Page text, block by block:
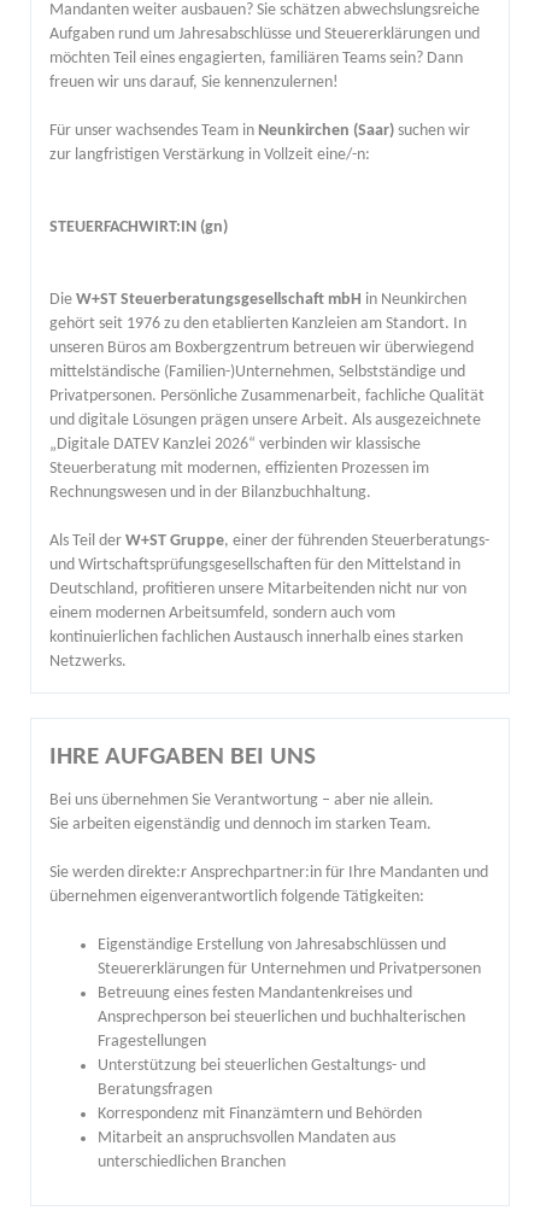
Mandanten weiter ausbauen? Sie schätzen abwechslungsreiche
Aufgaben rund um Jahresabschlüsse und Steuererklärungen und
möchten Teil eines engagierten, familiären Teams sein? Dann
freuen wir uns darauf, Sie kennenzulernen!
Für unser wachsendes Team in Neunkirchen (Saar) suchen wir
zur langfristigen Verstärkung in Vollzeit eine/-n:
STEUERFACHWIRT:IN (gn)
Die W+ST Steuerberatungsgesellschaft mbH in Neunkirchen
gehört seit 1976 zu den etablierten Kanzleien am Standort. In
unseren Büros am Boxbergzentrum betreuen wir überwiegend
mittelständische (Familien-)Unternehmen, Selbstständige und
Privatpersonen. Persönliche Zusammenarbeit, fachliche Qualität
und digitale Lösungen prägen unsere Arbeit. Als ausgezeichnete
„Digitale DATEV Kanzlei 2026“ verbinden wir klassische
Steuerberatung mit modernen, effizienten Prozessen im
Rechnungswesen und in der Bilanzbuchhaltung.
Als Teil der W+ST Gruppe, einer der führenden Steuerberatungs-
und Wirtschaftsprüfungsgesellschaften für den Mittelstand in
Deutschland, profitieren unsere Mitarbeitenden nicht nur von
einem modernen Arbeitsumfeld, sondern auch vom
kontinuierlichen fachlichen Austausch innerhalb eines starken
Netzwerks.
IHRE AUFGABEN BEI UNS
Bei uns übernehmen Sie Verantwortung – aber nie allein.
Sie arbeiten eigenständig und dennoch im starken Team.
Sie werden direkte:r Ansprechpartner:in für Ihre Mandanten und
übernehmen eigenverantwortlich folgende Tätigkeiten:
Eigenständige Erstellung von Jahresabschlüssen und
Steuererklärungen für Unternehmen und Privatpersonen
Betreuung eines festen Mandantenkreises und
Ansprechperson bei steuerlichen und buchhalterischen
Fragestellungen
Unterstützung bei steuerlichen Gestaltungs- und
Beratungsfragen
Korrespondenz mit Finanzämtern und Behörden
Mitarbeit an anspruchsvollen Mandaten aus
unterschiedlichen Branchen